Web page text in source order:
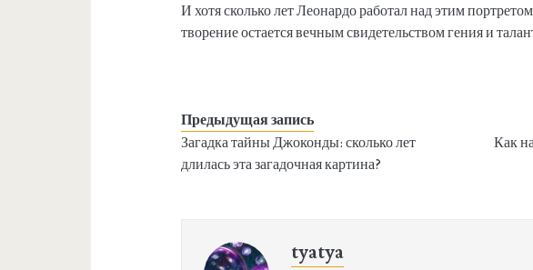
И хотя сколько лет Леонардо работал над этим
творение остается вечным свидетельством гения и
Предыдущая запись
Загадка тайны Джоконды: сколько лет
длилась эта загадочная картина?
Как
tyatya